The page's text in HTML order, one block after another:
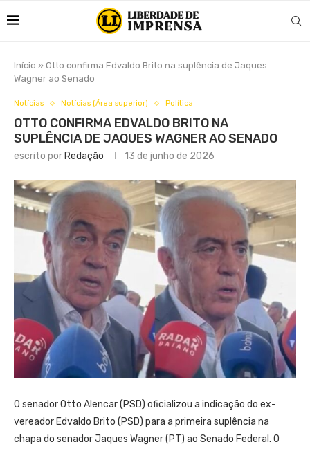
Início » Otto confirma Edvaldo Brito na suplência de Jaques
Wagner ao Senado
Notícias Notícias (Área superior) Política
OTTO CONFIRMA EDVALDO BRITO NA
SUPLÊNCIA DE JAQUES WAGNER AO SENADO
escrito por Redação 13 de junho de 2026
O senador Otto Alencar (PSD) oficializou a indicação do ex-
vereador Edvaldo Brito (PSD) para a primeira suplência na
chapa do senador Jaques Wagner (PT) ao Senado Federal. O